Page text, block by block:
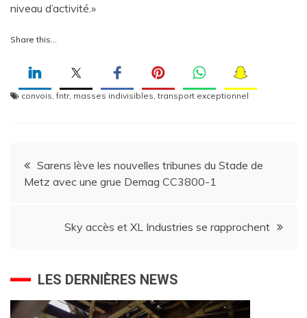
niveau d’activité.»
Share this…
convois,fntr, masses indivisibles,transport exceptionnel
Navigation
de
l’article
Sarens lève les nouvelles tribunes du Stade de
Metz avec une grue Demag CC3800-1
Sky accès et XL Industries se rapprochent
LES DERNIÈRES NEWS